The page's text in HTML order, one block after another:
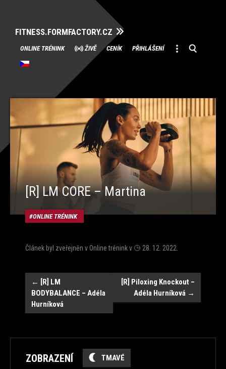
FITNESS.FORMFACTORY.CZ
Přeskočit
na
obsah
ONLINE TRÉNINK ŽIVĚ CENÍK PŘIHLÁŠENÍ
[R] LM CORE – Martina
ONLINE TRÉNINK
Článek byl zveřejněn vOnline tréninkv 28. 12. 2022
Navigace
← [R] LM
BODYBALANCE – Adéla
Hurníková
[R] Piloxing Knockout –
Adéla Hurníková →
ZOBRAZENÍ TMAVÉ